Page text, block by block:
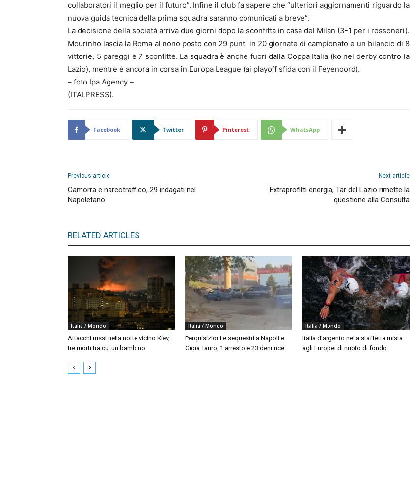
collaboratori il meglio per il futuro”. Infine il club fa sapere che “ulteriori aggiornamenti riguardo la
nuova guida tecnica della prima squadra saranno comunicati a breve”.
La decisione della società arriva due giorni dopo la sconfitta in casa del Milan (3-1 per i rossoneri).
Mourinho lascia la Roma al nono posto con 29 punti in 20 giornate di campionato e un bilancio di 8
vittorie, 5 pareggi e 7 sconfitte. La squadra è anche fuori dalla Coppa Italia (ko nel derby contro la
Lazio), mentre è ancora in corsa in Europa League (ai playoff sfida con il Feyenoord).
– foto Ipa Agency –
(ITALPRESS).
Facebook Twitter Pinterest WhatsApp
Previous article
Camorra e narcotraffico, 29 indagati nel
Napoletano
Next article
Extraprofitti energia, Tar del Lazio rimette la
questione alla Consulta
RELATED ARTICLES
Italia / Mondo
Attacchi russi nella notte vicino Kiev,
tre morti tra cui un bambino
Italia / Mondo
Perquisizioni e sequestri a Napoli e
Gioia Tauro, 1 arresto e 23 denunce
Italia / Mondo
Italia d’argento nella staffetta mista
agli Europei di nuoto di fondo